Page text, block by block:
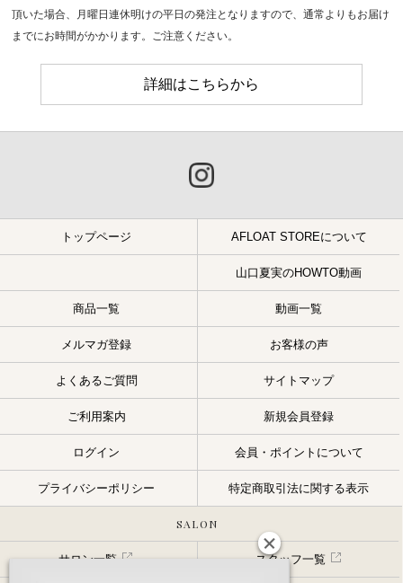
頂いた場合、月曜日連休明けの平日の発注となりますので、通常よりもお届け
までにお時間がかかります。ご注意ください。
詳細はこちらから
トップページ AFLOAT STOREについて
山口夏実のHOWTO動画
商品一覧 動画一覧
メルマガ登録 お客様の声
よくあるご質問 サイトマップ
ご利用案内 新規会員登録
ログイン 会員・ポイントについて
プライバシーポリシー 特定商取引法に関する表示
SALON
サロン一覧 スタッフ一覧